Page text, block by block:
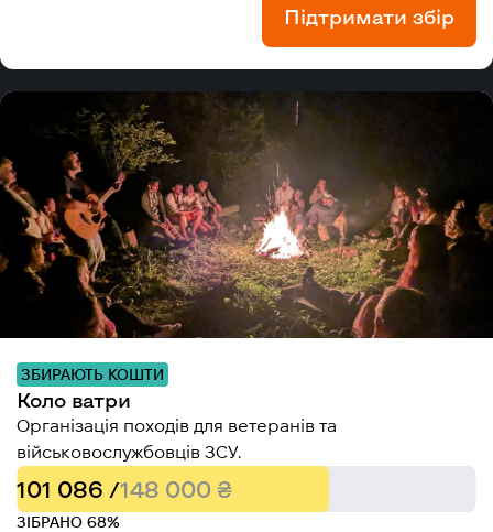
Підтримати збір
ЗБИРАЮТЬ КОШТИ
Коло ватри
Організація походів для ветеранів та
військовослужбовців ЗСУ.
101 086 /148 000 ₴
ЗІБРАНО 68%